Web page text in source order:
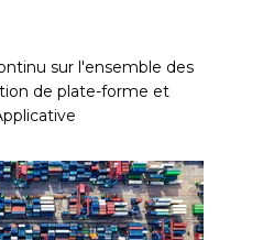
sur l'ensemble des
de plate-forme et